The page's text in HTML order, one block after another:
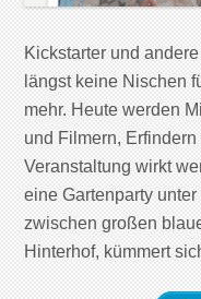
Kickstarter und
längst keine Nischen
mehr. Heute werden
und Filmern,
Veranstaltung wirkt
eine Gartenparty
zwischen großen
Hinterhof, kümmert